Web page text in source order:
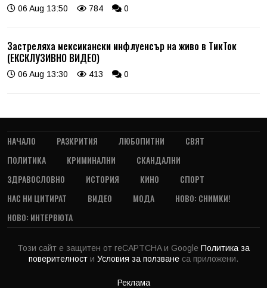
06 Aug 13:50 784 0
Застреляха мексикански инфлуенсър на живо в ТикТок
(ЕКСКЛУЗИВНО ВИДЕО)
06 Aug 13:30 413 0
НАЧАЛО РАЗКРИТИЯ ЛЮБОПИТНИ
СВЯТ
ПОЛИТИКА
КРИМИНАЛНИ
СКАНДАЛНИ
ЗДРАВОСЛОВНО
ИСТОРИЯ КИНО
СПОРТ
НАС НИ ЦИТИРАТ
ВИДЕО МОДА
НОВО: СНИМКИ!
НОВО: ИНТЕРВЮТА
Този сайт е защитен от reCAPTCHA и Google Политика за
поверителност и Условия за ползване са приложени.
Реклама